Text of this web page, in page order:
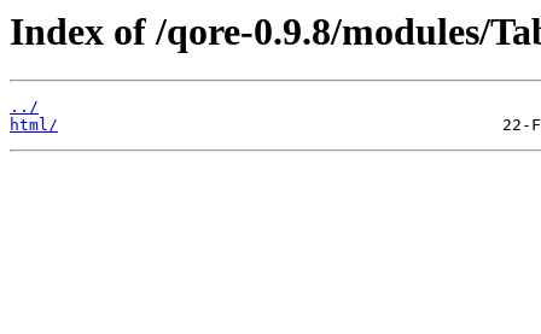
Index of /qore-0.9.8/modules/
../
html/